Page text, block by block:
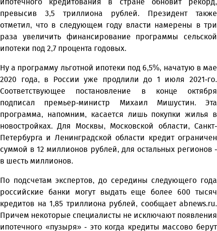
превысив 3,5 триллиона рублей. Президент также
отметил, что в следующем году власти намерены в три
раза увеличить финансирование программы сельской
ипотеки под 2,7 процента годовых.
Ну а программу льготной ипотеки под 6,5%, начатую в мае
2020 года, в России уже продлили до 1 июля 2021-го.
Соответствующее постановление в конце октября
подписал премьер-министр Михаил Мишустин. Эта
программа, напомним, касается лишь покупки жилья в
новостройках. Для Москвы, Московской области, Санкт-
Петербурга и Ленинградской области кредит ограничен
суммой в 12 миллионов рублей, для остальных регионов -
в шесть миллионов.
По подсчетам экспертов, до середины следующего года
российские банки могут выдать еще более 600 тысяч
кредитов на 1,85 триллиона рублей, сообщает abnews.ru.
Причем некоторые специалисты не исключают появления
ипотечного «пузыря» - это когда кредиты массово берут